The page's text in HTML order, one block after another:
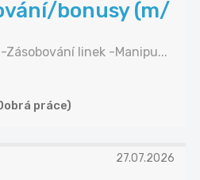
bonusy (m/
linek -Manipu...
práce)
27.07.2026